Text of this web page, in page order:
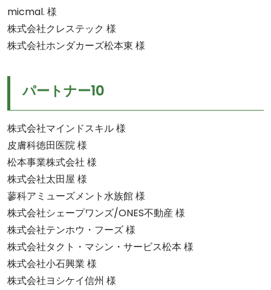
micmal. 様
株式会社クレステック 様
株式会社ホンダカーズ松本東 様
パートナー10
株式会社マインドスキル 様
皮膚科徳田医院 様
松本事業株式会社 様
株式会社太田屋 様
蓼科アミューズメント水族館 様
株式会社シェープワンズ/ONES不動産 様
株式会社テンホウ・フーズ 様
株式会社タクト・マシン・サービス松本 様
株式会社小石興業 様
株式会社ヨシケイ信州 様